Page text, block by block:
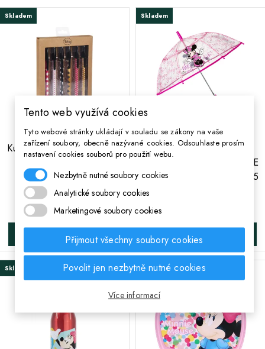
Skladem
Kuličkové pero s víkem 6KS
2100002748
106 Kč
DO KOŠÍKA
;
Skladem
PERLETTI Dětský
automatický deštník MINNIE
MOUSE Transparent, 50135
DO KOŠÍKA
Skladem Skladem
Tento web využívá cookies
Tyto webové stránky ukládají v souladu se zákony na vaše
zařízení soubory, obecně nazývané cookies. Odsouhlaste prosím
nastavení cookies souborů pro použití webu.
Nezbytně nutné soubory cookies
Analytické soubory cookies
Marketingové soubory cookies
Přijmout všechny soubory cookies
Povolit jen nezbytně nutné cookies
Více informací